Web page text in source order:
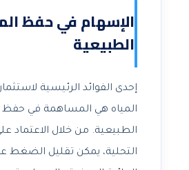
الإسهام في حفظ
الطبيعية
إحدى الفوائد الرئيسية
المياه هي المساهمة في حفظ
الطبيعية. من خلال الاعتماد
التحلية، يمكن تقليل الضغط